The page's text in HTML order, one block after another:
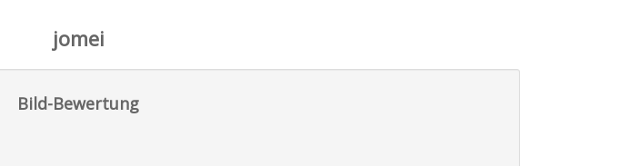
jomei
Bild-Bewertung